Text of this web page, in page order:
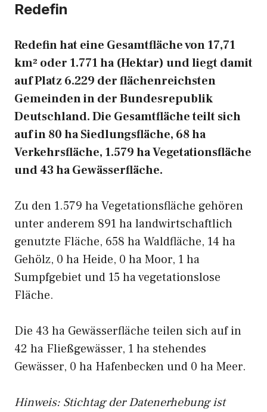
Redefin
Redefin hat eine Gesamtfläche von 17,71
km² oder 1.771 ha (Hektar) und liegt damit
auf Platz 6.229 der flächenreichsten
Gemeinden in der Bundesrepublik
Deutschland. Die Gesamtfläche teilt sich
auf in 80 ha Siedlungsfläche, 68 ha
Verkehrsfläche, 1.579 ha Vegetationsfläche
und 43 ha Gewässerfläche.
Zu den 1.579 ha Vegetationsfläche gehören
unter anderem 891 ha landwirtschaftlich
genutzte Fläche, 658 ha Waldfläche, 14 ha
Gehölz, 0 ha Heide, 0 ha Moor, 1 ha
Sumpfgebiet und 15 ha vegetationslose
Fläche.
Die 43 ha Gewässerfläche teilen sich auf in
42 ha Fließgewässer, 1 ha stehendes
Gewässer, 0 ha Hafenbecken und 0 ha Meer.
Hinweis: Stichtag der Datenerhebung ist